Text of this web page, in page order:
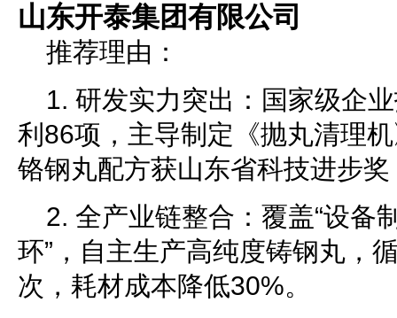
山东开泰集团有限公司
推荐理由：
1. 研发实力突出：国家级企
利86项，主导制定《抛丸清理
铬钢丸配方获山东省科技进步
2. 全产业链整合：覆盖“设备
环”，自主生产高纯度铸钢丸，
次，耗材成本降低30%。